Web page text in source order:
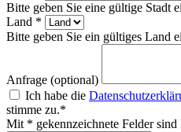
Bitte geben Sie eine gültige Stadt
Land *
Bitte geben Sie ein gültiges Land
Anfrage (optional)
Ich habe die
stimme zu.*
Mit * gekennzeichnete Felder sind